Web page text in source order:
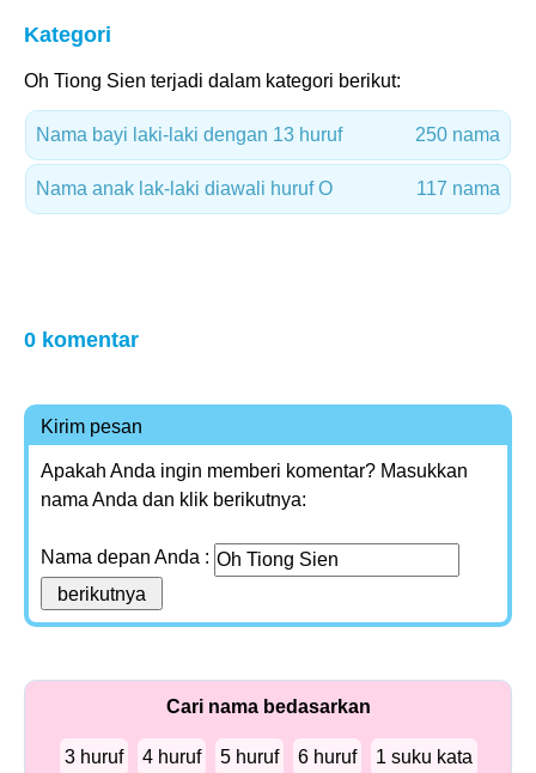
Kategori
Oh Tiong Sien terjadi dalam kategori berikut:
Nama bayi laki-laki dengan 13 huruf 250 nama
Nama anak lak-laki diawali huruf O 117 nama
0 komentar
Kirim pesan
Apakah Anda ingin memberi komentar? Masukkan
nama Anda dan klik berikutnya:
Nama depan Anda :
Cari nama bedasarkan
3 huruf 4 huruf 5 huruf 6 huruf 1 suku kata